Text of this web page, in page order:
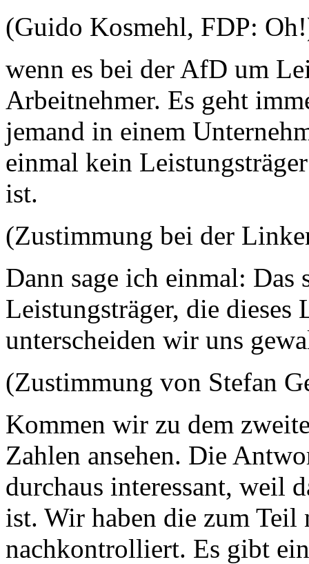
(Guido Kosmehl, FDP:
wenn es bei der AfD um
Arbeitnehmer. Es geht
jemand in einem
einmal kein
ist.
(Zustimmung bei der
Dann sage ich einmal:
Leistungsträger, die
unterscheiden wir uns
(Zustimmung von Stefan
Kommen wir zu dem
Zahlen ansehen. Die
durchaus interessant, weil
ist. Wir haben die zum Teil
nachkontrolliert. Es gibt